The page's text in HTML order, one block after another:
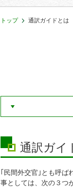
トップ 通訳ガイドとは
通訳ガイ
｢民間外交官｣とも呼
事としては、次の３つ